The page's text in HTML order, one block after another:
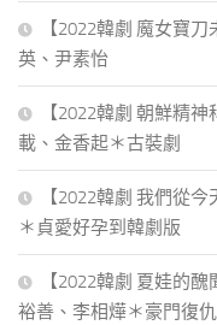
【2022韓劇 魔女寶
英、尹素怡
【2022韓劇 朝鮮精
載、金香起＊古裝劇
【2022韓劇 我們從
＊貞愛好孕到韓劇版
【2022韓劇 夏娃的
裕善、李相燁＊豪門復